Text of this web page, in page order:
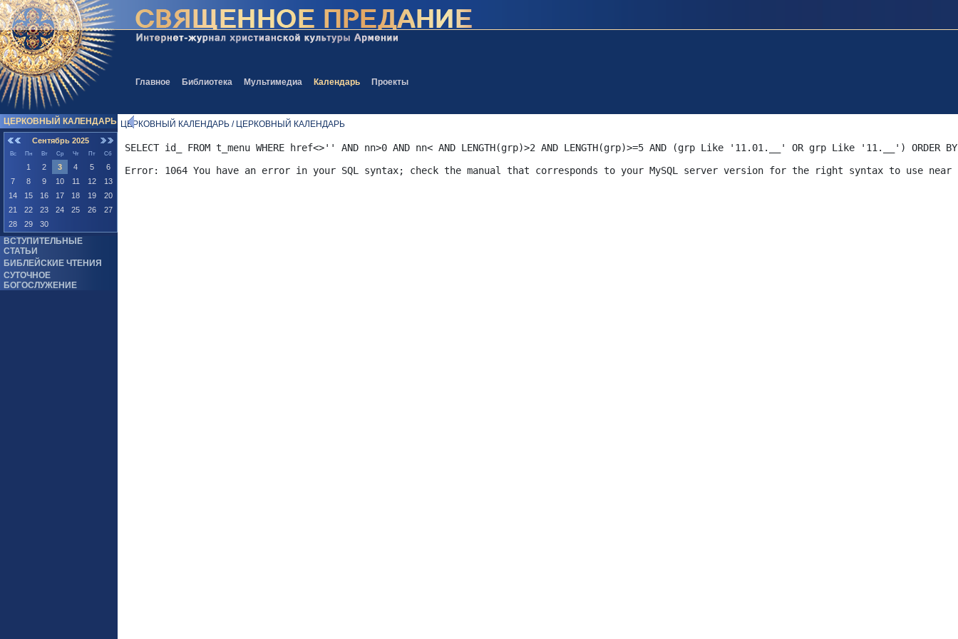
Главное Библиотека Мультимедиа Календарь Проекты
ЦЕРКОВНЫЙ КАЛЕНДАРЬ
Сентябрь 2025
Вс Пн Вт Ср Чт Пт Сб
1 2 3 4 5
6
7
8 9 10 11 12
13
14
15 16 17 18 19
20
21
22 23 24 25 26
27
28
29 30
ВСТУПИТЕЛЬНЫЕ
СТАТЬИ
БИБЛЕЙСКИЕ ЧТЕНИЯ
СУТОЧНОЕ
БОГОСЛУЖЕНИЕ
ЦЕРКОВНЫЙ КАЛЕНДАРЬ / ЦЕРКОВНЫЙ КАЛЕНДАРЬ
SELECT id_ FROM t_menu WHERE href<>'' AND nn>0 AND nn< AND LENGTH(grp)>2 AND LENGTH(grp)>=5 AND (grp Like '11.01.__' OR grp Like '11.__') ORDER